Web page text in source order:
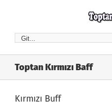
Git...
Toptan Kırmızı Baff
Kırmızı Buff